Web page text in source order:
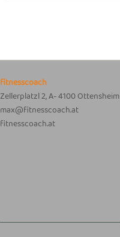
fitnesscoach
Zellerplatzl 2, A- 4100 Ottensheim
max@fitnesscoach.at
fitnesscoach.at